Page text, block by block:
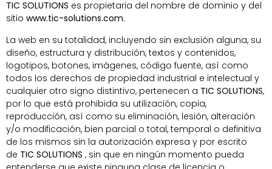
TIC SOLUTIONS es propietaria del nombre de dominio y del
sitio www.tic-solutions.com.
La web en su totalidad, incluyendo sin exclusión alguna, su
diseño, estructura y distribución, textos y contenidos,
logotipos, botones, imágenes, código fuente, así como
todos los derechos de propiedad industrial e intelectual y
cualquier otro signo distintivo, pertenecen a TIC SOLUTIONS,
por lo que está prohibida su utilización, copia,
reproducción, así como su eliminación, lesión, alteración
y/o modificación, bien parcial o total, temporal o definitiva
de los mismos sin la autorización expresa y por escrito
de TIC SOLUTIONS , sin que en ningún momento pueda